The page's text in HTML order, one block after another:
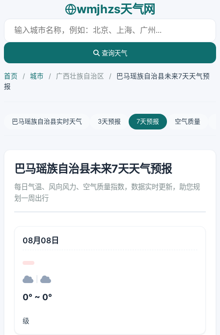
wmjhzs天气网
查询天气
首页 / 城市 / 广西壮族自治区 /
巴马瑶族自治县未来7天天气预
报
巴马瑶族自治县实时天气 3天预报 7天预报 空气质量
巴马瑶族自治县未来7天天气预报
每日气温、风向风力、空气质量指数，数据实时更新，助您规
划一周出行
08月08日
0° ~ 0°
级